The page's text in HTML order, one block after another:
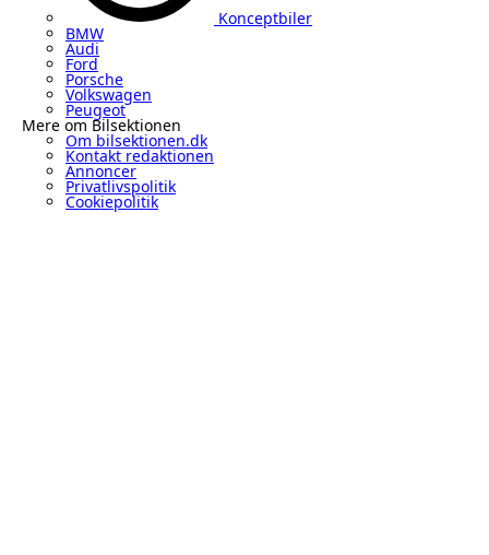
Konceptbiler
BMW
Audi
Ford
Porsche
Volkswagen
Peugeot
Mere om Bilsektionen
Om bilsektionen.dk
Kontakt redaktionen
Annoncer
Privatlivspolitik
Cookiepolitik